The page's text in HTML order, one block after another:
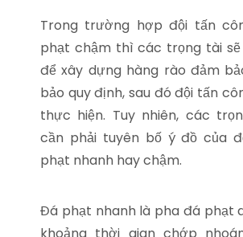
Trong trường hợp đội tấn
phạt chậm thì các trọng tài
để xây dựng hàng rào đảm
bảo quy định, sau đó đội tấn
thực hiện. Tuy nhiên, các
cần phải tuyên bố ý đồ của
phạt nhanh hay chậm.
Đá phạt nhanh là pha đá phạt
khoảng thời gian chớp